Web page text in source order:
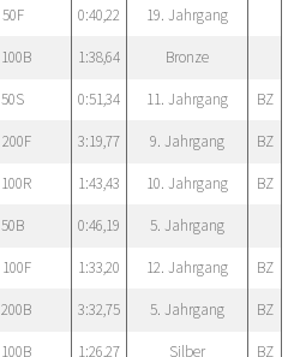
50F 0:40,22 19. Jahrgang
100B 1:38,64 Bronze
50S 0:51,34 11. Jahrgang BZ
200F 3:19,77 9. Jahrgang BZ
100R 1:43,43 10. Jahrgang BZ
50B 0:46,19 5. Jahrgang
100F 1:33,20 12. Jahrgang BZ
200B 3:32,75 5. Jahrgang BZ
100B 1:26,27 Silber BZ